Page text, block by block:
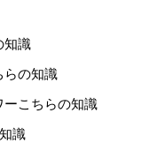
知識
らの知識
こちらの知識
識